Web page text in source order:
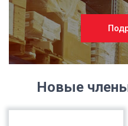
Новые